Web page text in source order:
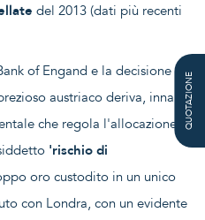
del 2013 (dati più recenti
of Engand e la decisione di
austriaco deriva, innanzi
che regola l'allocazione
'rischio di
oro custodito in un unico
con Londra, con un evidente
QUOTAZIONE